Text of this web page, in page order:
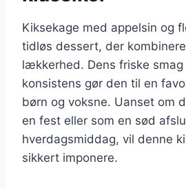
Kiksekage med appelsin og
tidløs dessert, der
lækkerhed. Dens friske
konsistens gør den til en
børn og voksne. Uanset om
en fest eller som en sød
hverdagsmiddag, vil denne
sikkert imponere.